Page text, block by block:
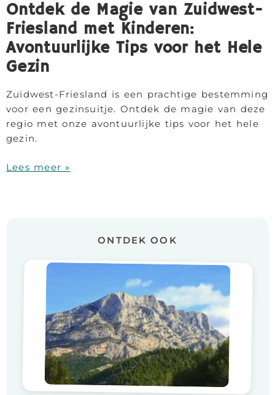
Ontdek de Magie van Zuidwest-
Friesland met Kinderen:
Avontuurlijke Tips voor het Hele
Gezin
Zuidwest-Friesland is een prachtige bestemming
voor een gezinsuitje. Ontdek de magie van deze
regio met onze avontuurlijke tips voor het hele
gezin.
Lees meer »
ONTDEK OOK